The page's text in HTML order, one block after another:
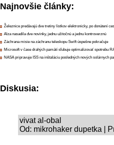
Najnovšie články:
Železnice predávajú dve tretiny lístkov elektronicky, po donútení
Alza nasadila dve novinky, jednu užitočnú a jednu kontroverznú
Záchrana misie na záchranu teleskopu Swift úspešne pokračuje
Microsoft v čase drahých pamätí sľubuje optimalizovať spotrebu
NASA pripravuje ISS na inštaláciu posledných nových solárnych
Diskusia:
vivat al-obal
Od: mikrohaker dupetka |